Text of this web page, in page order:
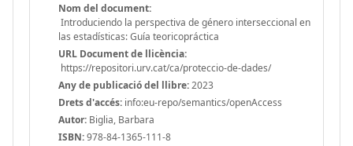
Nom del document:
Introduciendo la perspectiva de género interseccional en
las estadísticas: Guía teoricopráctica
URL Document de llicència:
https://repositori.urv.cat/ca/proteccio-de-dades/
Any de publicació del llibre:2023
Drets d'accés: info:eu-repo/semantics/openAccess
Autor: Biglia, Barbara
ISBN:978-84-1365-111-8